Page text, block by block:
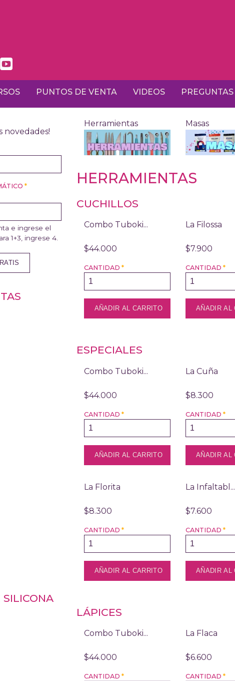
PUNTOS DE VENTA VIDEOS PREGUNTAS
Herramientas Masas
HERRAMIENTAS
CUCHILLOS
Combo Tuboki...
$44.000
CANTIDAD *
La Filossa
$7.900
CANTIDAD*
ESPECIALES
Combo Tuboki...
$44.000
CANTIDAD *
La Cuña
$8.300
CANTIDAD*
La Florita
$8.300
CANTIDAD *
La Infaltabl...
$7.600
CANTIDAD*
LÁPICES
Combo Tuboki...
$44.000
CANTIDAD *
La Flaca
$6.600
CANTIDAD*
novedades!
*
e ingrese el
1+3, ingrese 4.